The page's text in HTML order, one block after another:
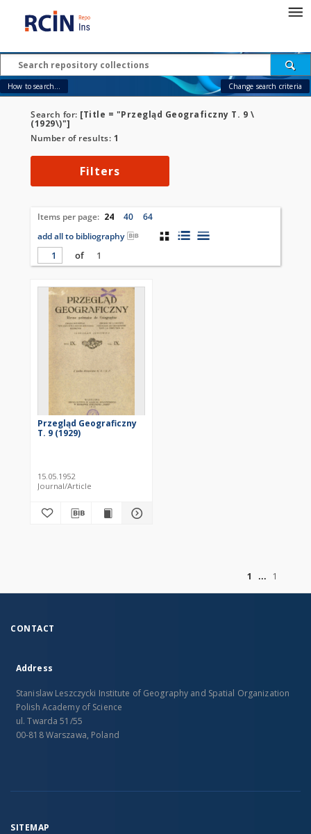
How to search... Change search criteria
Search for: [Title = "Przegląd Geograficzny T. 9 \
(1929\)"]
Number of results: 1
Filters
Items per page: 24 40
64
add all to bibliography
of
1
Przegląd Geograficzny
T. 9 (1929)
15.05.1952
Journal/Article
1
1
CONTACT
Address
Stanislaw Leszczycki Institute of Geography and Spatial Organization
Polish Academy of Science
ul. Twarda 51/55
00-818 Warszawa, Poland
SITEMAP